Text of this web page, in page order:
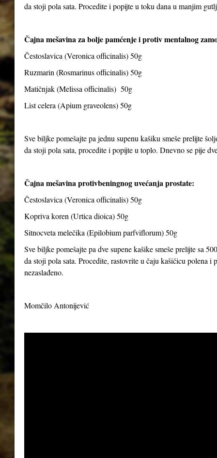
da stoji pola sata. Procedite i popijte u toku dana u manjim
Čajna mešavina za bolje pamćenje i protiv mentalnog
Čestoslavica (Veronica officinalis) 50g
Ruzmarin (Rosmarinus officinalis) 50g
Matičnjak (Melissa officinalis) 50g
List celera (Apium graveolens) 50g
Sve biljke pomešajte pa jednu supenu kašiku smeše prelijte
da stoji pola sata, procedite i popijte u toplo. Dnevno se pije
Čajna mešavina protivbeningnog uvećanja prostate:
Čestoslavica (Veronica officinalis) 50g
Kopriva koren (Urtica dioica) 50g
Sitnocveta melečika (Epilobium parfviflorum) 50g
Sve biljke pomešajte pa dve supene kašike smeše prelijte sa
da stoji pola sata. Procedite, rastovrite u čaju kašičicu polena
nezaslađeno.
Momčilo Antonijević